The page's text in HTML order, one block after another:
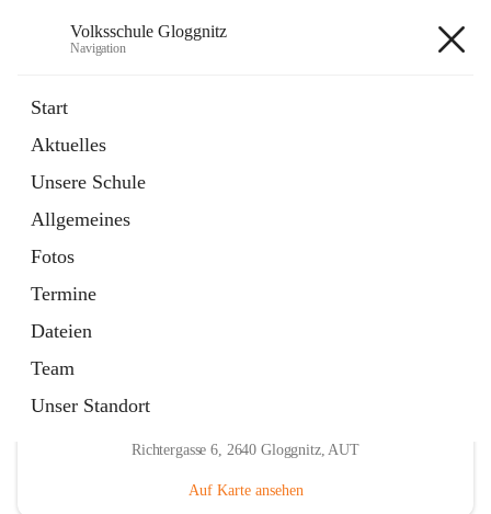
Volksschule Gloggnitz
Navigation
Start
Aktuelles
Unsere Schule
Allgemeines
Fotos
Termine
Dateien
Team
Unser Standort
Seite
in
Tab
Elternverein
öffnet
in
neuem
Tab
Richtergasse 6, 2640 Gloggnitz, AUT
Auf Karte ansehen